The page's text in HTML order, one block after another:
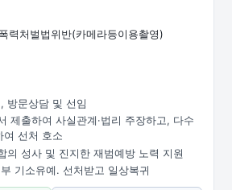
력처벌법위반(카메라등이용촬영)
방문상담 및 선임
제출하여 사실관계·법리 주장하고, 다수
여 선처 호소
의 성사 및 진지한 재범예방 노력 지원
기소유예. 선처받고 일상복귀